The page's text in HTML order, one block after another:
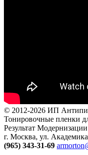
© 2012-2026 ИП
Тонировочные пленки
Результат
г. Москва, ул.
(965) 343-31-69